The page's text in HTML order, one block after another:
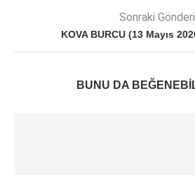
Sonraki Gönderi
KOVA BURCU (13 Mayıs
BUNU DA